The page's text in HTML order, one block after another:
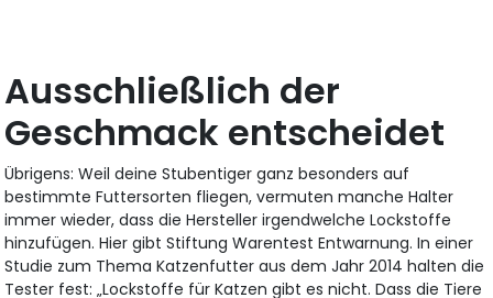
Ausschließlich der
Geschmack entscheidet
Übrigens: Weil deine Stubentiger ganz besonders auf
bestimmte Futtersorten fliegen, vermuten manche Halter
immer wieder, dass die Hersteller irgendwelche Lockstoffe
hinzufügen. Hier gibt Stiftung Warentest Entwarnung. In einer
Studie zum Thema Katzenfutter aus dem Jahr 2014 halten die
Tester fest: „Lockstoffe für Katzen gibt es nicht. Dass die Tiere